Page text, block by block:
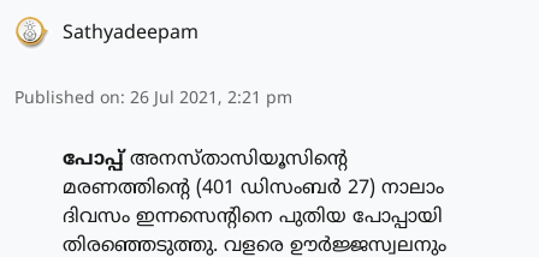
Sathyadeepam
Published on: 26 Jul 2021, 2:21 pm
പോപ്പ്അനസ്താസിയൂസിന്റെ
മരണത്തിന്റെ (401 ഡിസംബര്‍ 27) നാലാം
ദിവസം ഇന്നസെന്റിനെ പുതിയ പോപ്പായി
തിരഞ്ഞെടുത്തു. വളരെ ഊര്‍ജ്ജസ്വലനും